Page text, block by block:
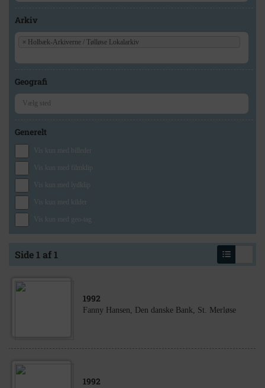
Arkiv
× Holbæk-Arkiverne / Tølløse Lokalarkiv
Geografi
Generelt
Vis kun med billeder
Vis kun med filmklip
Vis kun med lydklip
Vis kun med kilder
Vis kun med geo-tag
Side 1 af 1
1992
Fanny Hansen, Den danske Bank, St. Merløse
1992